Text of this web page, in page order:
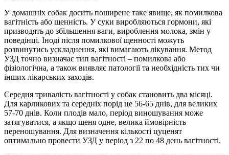
У домашніх собак досить поширене таке явище, як помилкова
вагітність або щенність. У суки виробляються гормони, які
призводять до збільшення ваги, вироблення молока, змін у
поведінці. Іноді після помилкової щенності можуть
розвинутись ускладнення, які вимагають лікування. Метод
УЗД точно визначає тип вагітності – помилкова або
фізіологічна, а також виявляє патології та необхідність тих чи
інших лікарських заходів.
Середня тривалість вагітності у собак становить два місяці.
Для карликових та середніх порід це 56-65 днів, для великих
57-70 днів. Коли плодів мало, період виношування може
затягуватися, а якщо щеня одне, велика ймовірність
переношування. Для визначення кількості цуценят
оптимально провести УЗД у період з 22 по 48 день вагітності.